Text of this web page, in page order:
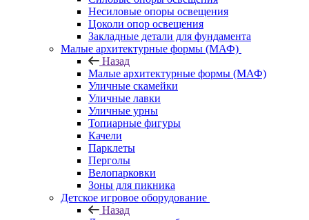
Несиловые опоры освещения
Цоколи опор освещения
Закладные детали для фундамента
Малые архитектурные формы (МАФ)
Назад
Малые архитектурные формы (МАФ)
Уличные скамейки
Уличные лавки
Уличные урны
Топиарные фигуры
Качели
Парклеты
Перголы
Велопарковки
Зоны для пикника
Детское игровое оборудование
Назад